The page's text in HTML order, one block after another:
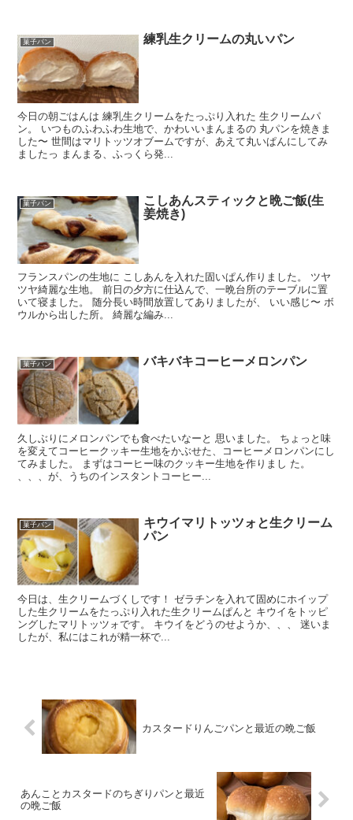
菓子パン 練乳生クリームの丸いパン
今日の朝ごはんは 練乳生クリームをたっぷり入れた 生クリームパ
ン。 いつものふわふわ生地で、かわいいまんまるの 丸パンを焼きま
した〜 世間はマリトッツオブームですが、あえて丸いぱんにしてみ
ましたっ まんまる、ふっくら発...
菓子パン
こしあんスティックと晩ご飯(生
姜焼き)
フランスパンの生地に こしあんを入れた固いぱん作りました。 ツヤ
ツヤ綺麗な生地。 前日の夕方に仕込んで、一晩台所のテーブルに置
いて寝ました。 随分長い時間放置してありましたが、 いい感じ〜 ボ
ウルから出した所。 綺麗な編み...
菓子パン バキバキコーヒーメロンパン
久しぶりにメロンパンでも食べたいなーと 思いました。 ちょっと味
を変えてコーヒークッキー生地をかぶせた、コーヒーメロンパンにし
てみました。 まずはコーヒー味のクッキー生地を作りまし た。
、、、が、うちのインスタントコーヒー...
菓子パン
キウイマリトッツォと生クリーム
パン
今日は、生クリームづくしです！ ゼラチンを入れて固めにホイップ
した生クリームをたっぷり入れた生クリームぱんと キウイをトッピ
ングしたマリトッツォです。 キウイをどうのせようか、、、 迷いま
したが、私にはこれが精一杯で...
カスタードりんごパンと最近の晩ご飯
あんことカスタードのちぎりパンと最近
の晩ご飯